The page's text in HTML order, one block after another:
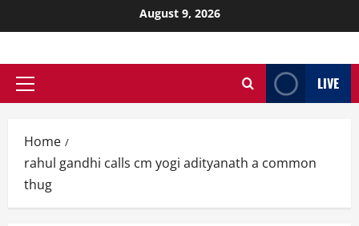
August 9, 2026
LIVE
Home
rahul gandhi calls cm yogi adityanath a common
thug